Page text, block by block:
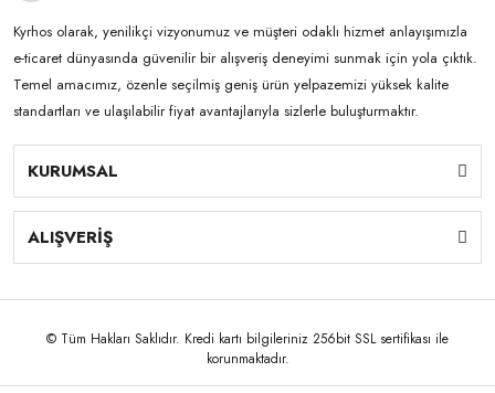
Kyrhos olarak, yenilikçi vizyonumuz ve müşteri odaklı hizmet anlayışımızla
e-ticaret dünyasında güvenilir bir alışveriş deneyimi sunmak için yola çıktık.
Temel amacımız, özenle seçilmiş geniş ürün yelpazemizi yüksek kalite
standartları ve ulaşılabilir fiyat avantajlarıyla sizlerle buluşturmaktır.
KURUMSAL
ALIŞVERİŞ
© Tüm Hakları Saklıdır. Kredi kartı bilgileriniz 256bit SSL sertifikası ile
korunmaktadır.